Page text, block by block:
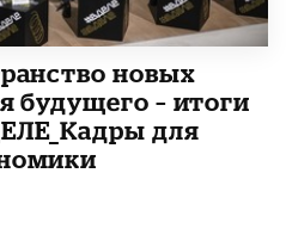
новых
будущего – итоги
для